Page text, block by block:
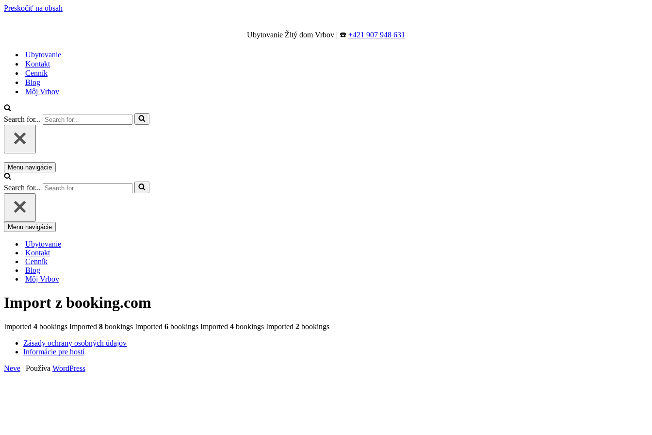
Preskočiť na obsah
Ubytovanie Žltý dom Vrbov | ☎️ +421 907 948 631
Ubytovanie
Kontakt
Cenník
Blog
Môj Vrbov
Search for...
Menu navigácie
Search for...
Menu navigácie
Ubytovanie
Kontakt
Cenník
Blog
Môj Vrbov
Import z booking.com
Imported 4 bookings Imported 8 bookings Imported 6 bookings Imported 4 bookings Imported 2 bookings
Zásady ochrany osobných údajov
Informácie pre hostí
Neve | Používa WordPress